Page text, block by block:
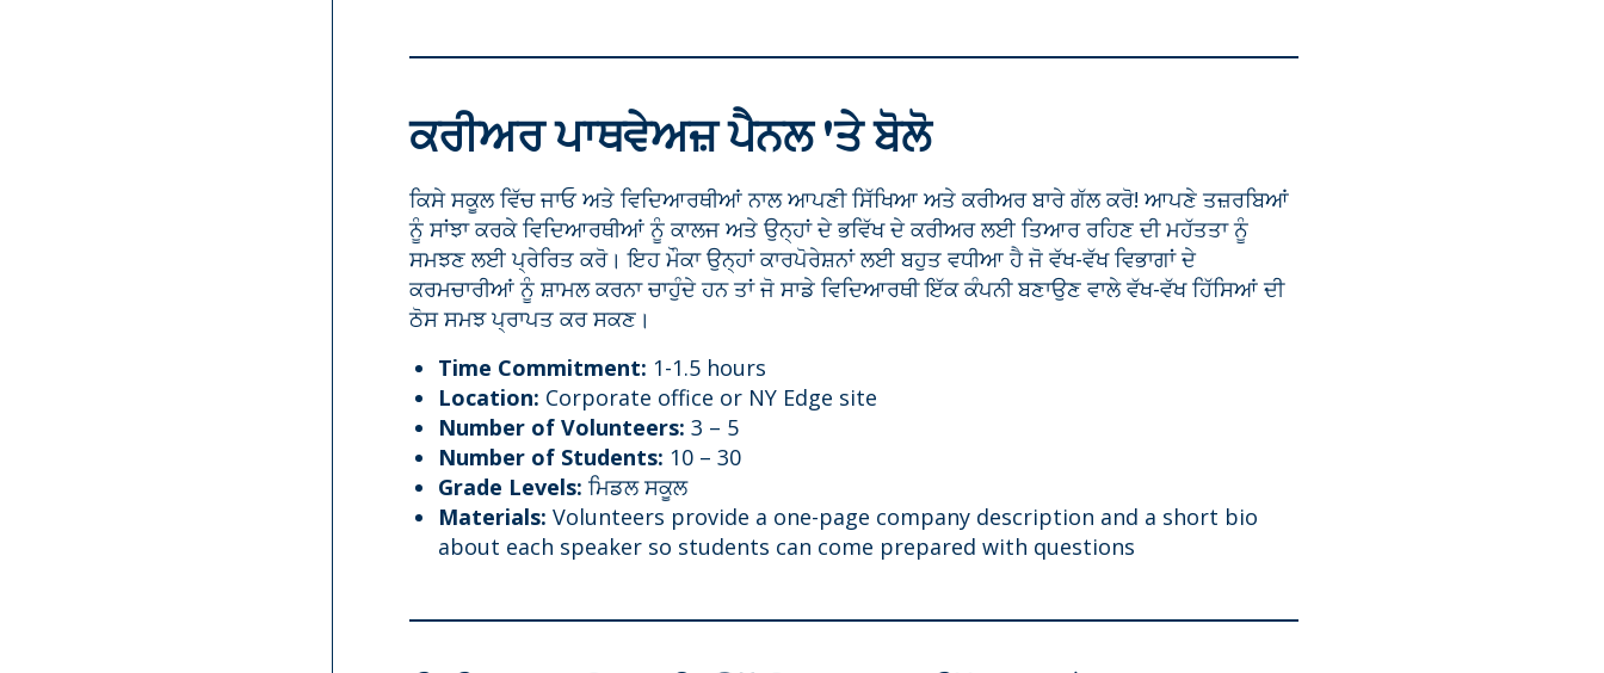
ਕਰੀਅਰ ਪਾਥਵੇਅਜ਼ ਪੈਨਲ 'ਤੇ ਬੋਲੋ
ਕਿਸੇ ਸਕੂਲ ਵਿੱਚ ਜਾਓ ਅਤੇ ਵਿਦਿਆਰਥੀਆਂ ਨਾਲ ਆਪਣੀ ਸਿੱਖਿਆ ਅਤੇ ਕਰੀਅਰ ਬਾਰੇ ਗੱਲ ਕਰੋ! ਆਪਣੇ ਤਜ਼ਰਬਿਆਂ
ਨੂੰ ਸਾਂਝਾ ਕਰਕੇ ਵਿਦਿਆਰਥੀਆਂ ਨੂੰ ਕਾਲਜ ਅਤੇ ਉਨ੍ਹਾਂ ਦੇ ਭਵਿੱਖ ਦੇ ਕਰੀਅਰ ਲਈ ਤਿਆਰ ਰਹਿਣ ਦੀ ਮਹੱਤਤਾ ਨੂੰ
ਸਮਝਣ ਲਈ ਪ੍ਰੇਰਿਤ ਕਰੋ। ਇਹ ਮੌਕਾ ਉਨ੍ਹਾਂ ਕਾਰਪੋਰੇਸ਼ਨਾਂ ਲਈ ਬਹੁਤ ਵਧੀਆ ਹੈ ਜੋ ਵੱਖ-ਵੱਖ ਵਿਭਾਗਾਂ ਦੇ
ਕਰਮਚਾਰੀਆਂ ਨੂੰ ਸ਼ਾਮਲ ਕਰਨਾ ਚਾਹੁੰਦੇ ਹਨ ਤਾਂ ਜੋ ਸਾਡੇ ਵਿਦਿਆਰਥੀ ਇੱਕ ਕੰਪਨੀ ਬਣਾਉਣ ਵਾਲੇ ਵੱਖ-ਵੱਖ ਹਿੱਸਿਆਂ ਦੀ
ਠੋਸ ਸਮਝ ਪ੍ਰਾਪਤ ਕਰ ਸਕਣ।
Time Commitment: 1-1.5 hours
Location: Corporate office or NY Edge site
Number of Volunteers: 3 – 5
Number of Students: 10 – 30
Grade Levels: ਮਿਡਲ ਸਕੂਲ
Materials: Volunteers provide a one-page company description and a short bio
about each speaker so students can come prepared with questions